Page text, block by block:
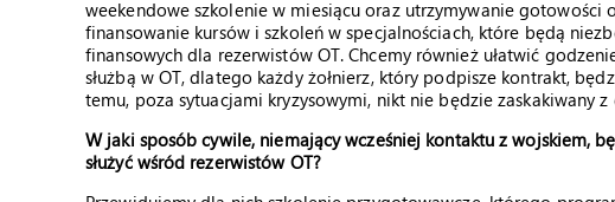
weekendowe szkolenie w miesiącu oraz utrzymywanie gotowości
finansowanie kursów i szkoleń w specjalnościach, które będą
finansowych dla rezerwistów OT. Chcemy również ułatwić
służbą w OT, dlatego każdy żołnierz, który podpisze kontrakt,
temu, poza sytuacjami kryzysowymi, nikt nie będzie zaskakiwany
W jaki sposób cywile, niemający wcześniej kontaktu z wojskiem,
służyć wśród rezerwistów OT?